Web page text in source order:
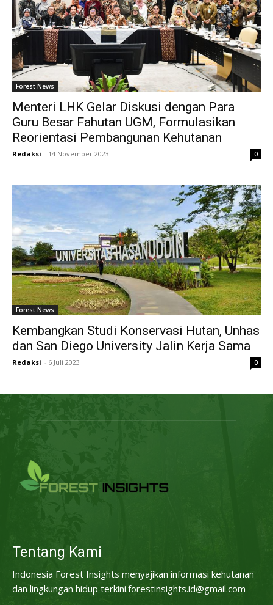
Forest News
Menteri LHK Gelar Diskusi dengan Para
Guru Besar Fahutan UGM, Formulasikan
Reorientasi Pembangunan Kehutanan
Redaksi - 14 November 2023 0
Forest News
Kembangkan Studi Konservasi Hutan, Unhas
dan San Diego University Jalin Kerja Sama
Redaksi - 6 Juli 2023 0
Tentang Kami
Indonesia Forest Insights menyajikan informasi kehutanan
dan lingkungan hidup terkini.forestinsights.id@gmail.com